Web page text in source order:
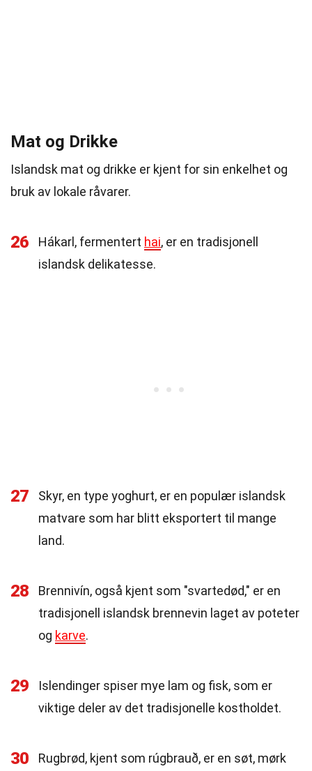
Mat og Drikke
Islandsk mat og drikke er kjent for sin enkelhet og
bruk av lokale råvarer.
26 Hákarl, fermentert hai, er en tradisjonell
islandsk delikatesse.
27
Skyr, en type yoghurt, er en populær islandsk
matvare som har blitt eksportert til mange
land.
28
Brennivín, også kjent som "svartedød," er en
tradisjonell islandsk brennevin laget av poteter
og karve.
29
Islendinger spiser mye lam og fisk, som er
viktige deler av det tradisjonelle kostholdet.
30
Rugbrød, kjent som rúgbrauð, er en søt, mørk